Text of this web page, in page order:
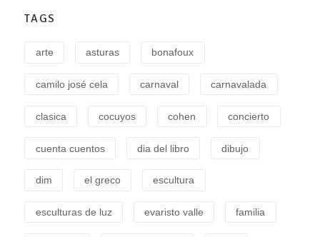
TAGS
arte asturas bonafoux
camilo josé cela carnaval carnavalada
clasica cocuyos cohen concierto
cuenta cuentos dia del libro dibujo
dim el greco escultura
esculturas de luz evaristo valle familia